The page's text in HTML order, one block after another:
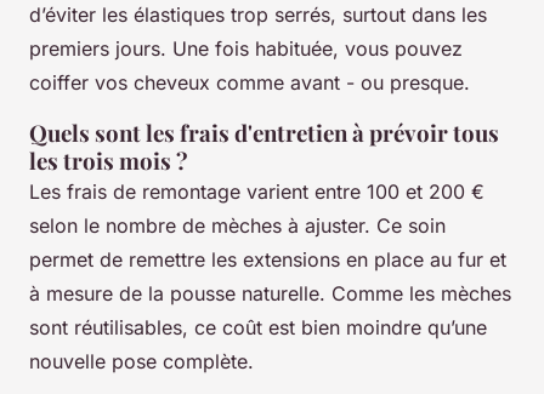
d’éviter les élastiques trop serrés, surtout dans les
premiers jours. Une fois habituée, vous pouvez
coiffer vos cheveux comme avant - ou presque.
Quels sont les frais d'entretien à prévoir tous
les trois mois ?
Les frais de remontage varient entre 100 et 200 €
selon le nombre de mèches à ajuster. Ce soin
permet de remettre les extensions en place au fur et
à mesure de la pousse naturelle. Comme les mèches
sont réutilisables, ce coût est bien moindre qu’une
nouvelle pose complète.